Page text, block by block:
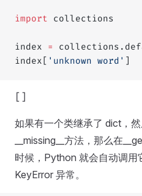
import collections
index =
index[ 'unknown word' ]
[]
如果有一个类继承了 dict，
__missing__方法，那么在
时候，Python 就会自动调用
KeyError 异常。